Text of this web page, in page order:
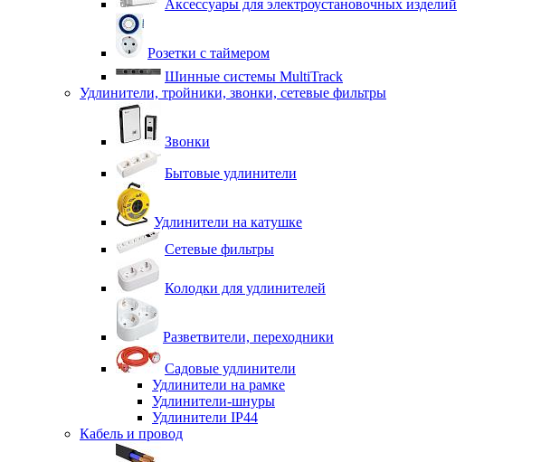
Аксессуары для электроустановочных изделий
Розетки с таймером
Шинные системы MultiTrack
Удлинители, тройники, звонки, сетевые фильтры
Звонки
Бытовые удлинители
Удлинители на катушке
Сетевые фильтры
Колодки для удлинителей
Разветвители, переходники
Садовые удлинители
Удлинители на рамке
Удлинители-шнуры
Удлинители IP44
Кабель и провод